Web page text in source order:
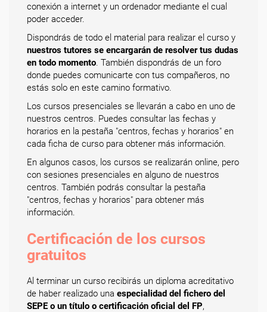
conexión a internet y un ordenador mediante el cual
poder acceder.
Dispondrás de todo el material para realizar el curso y
nuestros tutores se encargarán de resolver tus dudas
en todo momento. También dispondrás de un foro
donde puedes comunicarte con tus compañeros, no
estás solo en este camino formativo.
Los cursos presenciales se llevarán a cabo en uno de
nuestros centros. Puedes consultar las fechas y
horarios en la pestaña "centros, fechas y horarios" en
cada ficha de curso para obtener más información.
En algunos casos, los cursos se realizarán online, pero
con sesiones presenciales en alguno de nuestros
centros. También podrás consultar la pestaña
"centros, fechas y horarios" para obtener más
información.
Certificación de los cursos
gratuitos
Al terminar un curso recibirás un diploma acreditativo
de haber realizado una especialidad del fichero del
SEPE o un título o certificación oficial del FP,